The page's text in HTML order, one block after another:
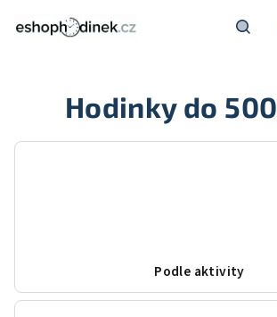
Hodinky do
Podle aktivity